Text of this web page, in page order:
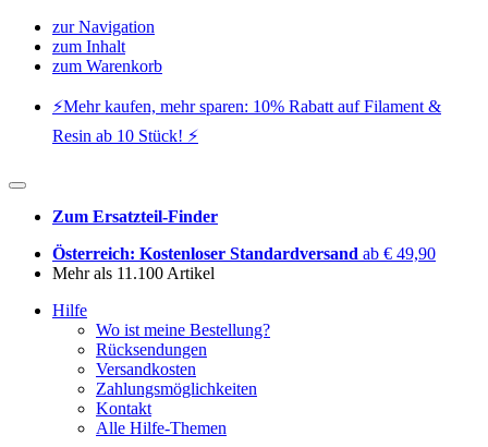
zur Navigation
zum Inhalt
zum Warenkorb
⚡️Mehr kaufen, mehr sparen: 10% Rabatt auf Filament &
Resin ab 10 Stück! ⚡️
Zum Ersatzteil-Finder
Österreich: Kostenloser Standardversand ab € 49,90
Mehr als 11.100 Artikel
Hilfe
Wo ist meine Bestellung?
Rücksendungen
Versandkosten
Zahlungsmöglichkeiten
Kontakt
Alle Hilfe-Themen